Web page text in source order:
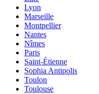
Lyon
Marseille
Montpellier
Nantes
Nîmes
Paris
Saint-Étienne
Sophia Antipolis
Toulon
Toulouse